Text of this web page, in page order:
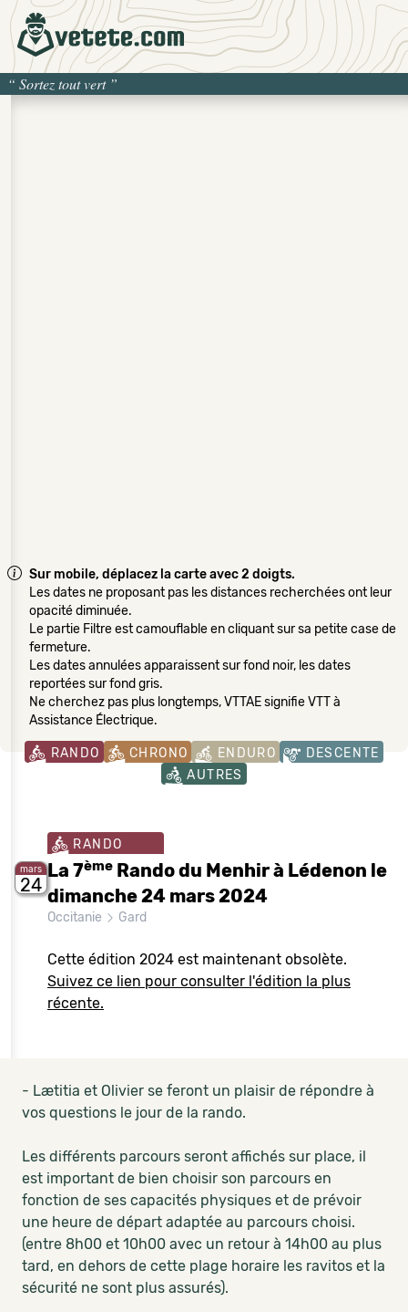
“ Sortez tout vert”
Sur mobile, déplacez la carte avec 2 doigts.
Les dates ne proposant pas les distances recherchées ont leur
opacité diminuée.
Le partie Filtre est camouflable en cliquant sur sa petite case de
fermeture.
Les dates annulées apparaissent sur fond noir, les dates
reportées sur fond gris.
Ne cherchez pas plus longtemps, VTTAE signifie VTT à
Assistance Électrique.
RANDO CHRONO ENDURO
DESCENTE
AUTRES
mars
24
RANDO
La 7ème Rando du Menhir à Lédenon le
dimanche 24 mars 2024
Occitanie Gard
Cette édition 2024 est maintenant obsolète.
Suivez ce lien pour consulter l'édition la plus
récente.
- Lætitia et Olivier se feront un plaisir de répondre à
vos questions le jour de la rando.
Les différents parcours seront affichés sur place, il
est important de bien choisir son parcours en
fonction de ses capacités physiques et de prévoir
une heure de départ adaptée au parcours choisi.
(entre 8h00 et 10h00 avec un retour à 14h00 au plus
tard, en dehors de cette plage horaire les ravitos et la
sécurité ne sont plus assurés).